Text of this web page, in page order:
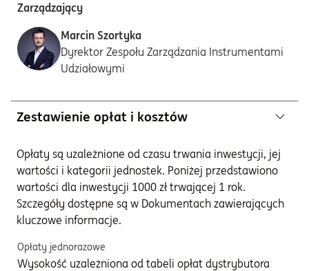
Zarządzający
Marcin Szortyka
Dyrektor Zespołu Zarządzania Instrumentami
Udziałowymi
Zestawienie opłat i kosztów
Opłaty są uzależnione od czasu trwania inwestycji, jej
wartości i kategorii jednostek. Poniżej przedstawiono
wartości dla inwestycji 1000 zł trwającej 1 rok.
Szczegóły dostępne są w Dokumentach zawierających
kluczowe informacje.
Opłaty jednorazowe
Wysokość uzależniona od tabeli opłat dystrybutora